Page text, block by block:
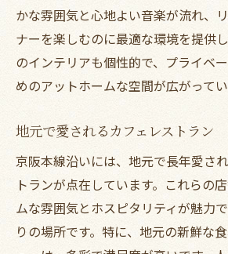
かな雰囲気と心地よい音楽が流れ、
ナーを楽しむのに最適な環境を提供
のインテリアも個性的で、プライベ
めのアットホームな空間が広がってい
地元で愛されるカフェレストラン
京阪本線沿いには、地元で長年愛さ
トランが点在しています。これらの
ムな雰囲気とホスピタリティが魅力
りの場所です。特に、地元の新鮮な